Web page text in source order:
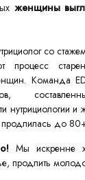
женщины
со
процесс
Команда
нутрициологии
до
Мы искренне
продлить